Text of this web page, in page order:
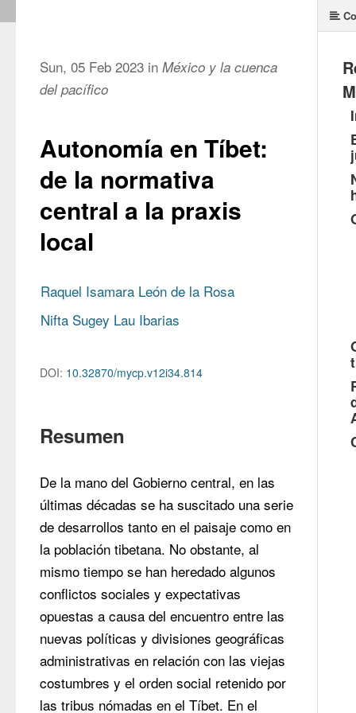
Sun, 05 Feb 2023 in México y la cuenca
del pacífico
Autonomía en Tíbet:
de la normativa
central a la praxis
local
Raquel Isamara León de la Rosa
Nifta Sugey Lau Ibarias
DOI: 10.32870/mycp.v12i34.814
Resumen
De la mano del Gobierno central, en las
últimas décadas se ha suscitado una serie
de desarrollos tanto en el paisaje como en
la población tibetana. No obstante, al
mismo tiempo se han heredado algunos
conflictos sociales y expectativas
opuestas a causa del encuentro entre las
nuevas políticas y divisiones geográficas
administrativas en relación con las viejas
costumbres y el orden social retenido por
las tribus nómadas en el Tíbet. En el